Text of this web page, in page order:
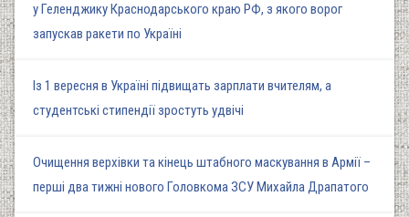
у Геленджику Краснодарського краю РФ, з якого ворог
запускав ракети по Україні
Із 1 вересня в Україні підвищать зарплати вчителям, а
студентські стипендії зростуть удвічі
Очищення верхівки та кінець штабного маскування в Армії –
перші два тижні нового Головкома ЗСУ Михайла Драпатого